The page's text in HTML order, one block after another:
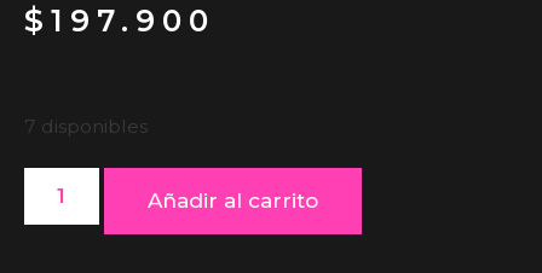
$ 197.900
7 disponibles
Añadir al carrito